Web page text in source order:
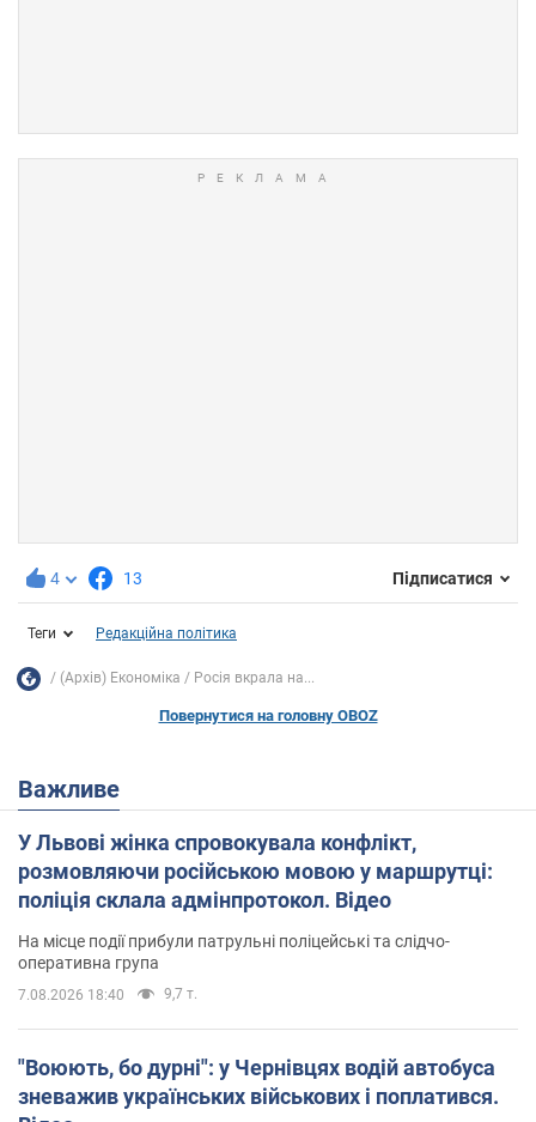
4 13 Підписатися
Теги Редакційна політика
(Архів) Економіка Росія вкрала на...
Повернутися на головну OBOZ
Важливе
У Львові жінка спровокувала конфлікт,
розмовляючи російською мовою у маршрутці:
поліція склала адмінпротокол. Відео
На місце події прибули патрульні поліцейські та слідчо-
оперативна група
7.08.2026 18:40 9,7 т.
"Воюють, бо дурні": у Чернівцях водій автобуса
зневажив українських військових і поплатився.